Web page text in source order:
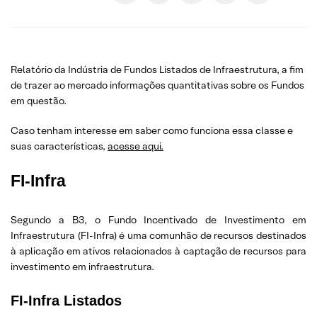
Relatório da Indústria de Fundos Listados de Infraestrutura, a fim
de trazer ao mercado informações quantitativas sobre os Fundos
em questão.
Caso tenham interesse em saber como funciona essa classe e
suas características, acesse aqui.
FI-Infra
Segundo a B3, o Fundo Incentivado de Investimento em
Infraestrutura (FI-Infra) é uma comunhão de recursos destinados
à aplicação em ativos relacionados à captação de recursos para
investimento em infraestrutura.
FI-Infra Listados